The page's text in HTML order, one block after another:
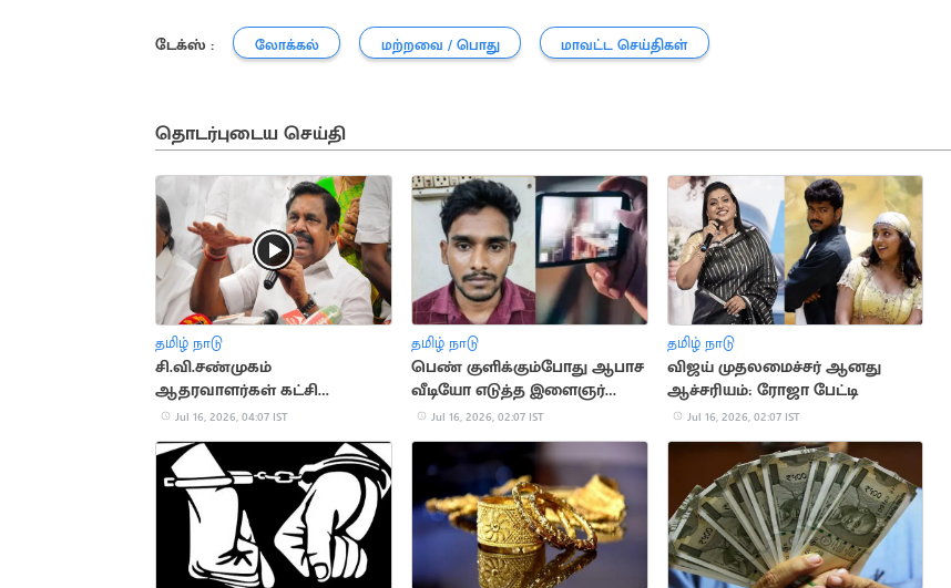
டேக்ஸ் : லோக்கல் மற்றவை / பொது மாவட்ட செய்திகள்
தொடர்புடைய செய்தி
தமிழ் நாடு
சி.வி.சண்முகம்
ஆதரவாளர்கள் கட்சி
பொறுப்பில் இருந்து நீக்கம்
Jul 16, 2026, 04:07 IST
தமிழ் நாடு
பெண் குளிக்கும்போது ஆபாச
வீடியோ எடுத்த இளைஞர்
கைது
Jul 16, 2026, 02:07 IST
தமிழ் நாடு
விஜய் முதலமைச்சர் ஆனது
ஆச்சரியம்: ரோஜா பேட்டி
Jul 16, 2026, 02:07 IST